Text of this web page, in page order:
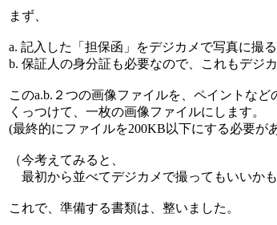
まず、
a. 記入した「担保函」をデジカメで写真に撮る
b. 保証人の身分証も必要なので、これもデジ
このa.b.２つの画像ファイルを、ペイントなど
くっつけて、一枚の画像ファイルにします。
(最終的にファイルを200KB以下にする必要が
（今考えてみると、
最初から並べてデジカメで撮ってもいいか
これで、準備する書類は、整いました。